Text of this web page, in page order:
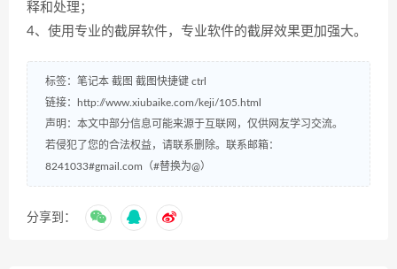
释和处理；
4、使用专业的截屏软件，专业软件的截屏效果更加强大。
标签： 笔记本 截图 截图快捷键 ctrl
链接：
http://www.xiubaike.com/keji/105.html
声明：本文中部分信息可能来源于互联网，仅供网友学习交流。
若侵犯了您的合法权益，请联系删除。联系邮箱：
8241033#gmail.com（#替换为@）
分享到：